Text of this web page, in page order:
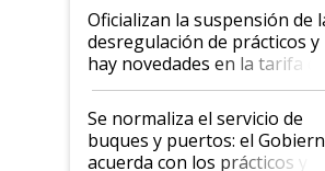
Oficializan la suspensión de
desregulación de prácticos y
hay novedades en la tarifa de
la hidrovía
Se normaliza el servicio de
buques y puertos: el
acuerda con los prácticos y